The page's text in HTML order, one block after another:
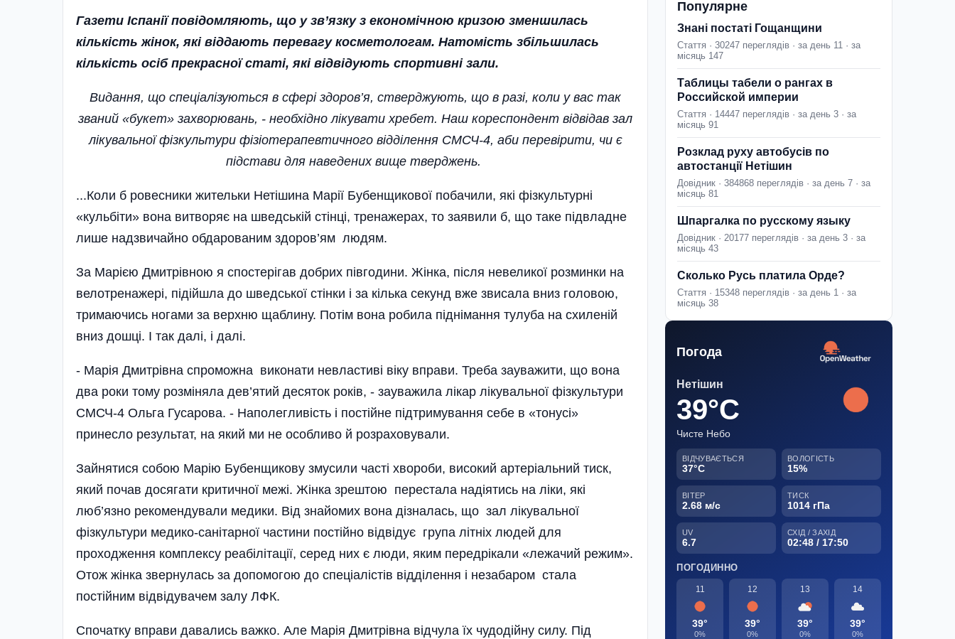
Газети Іспаніїповідомляють, що узв’язкуз економічною кризою зменшилась
кількість жінок, яківіддають перевагукосметологам. Натомість збільшилась
кількість осібпрекрасноїстаті, яківідвідують спортивнізали.
Видання, що спеціалізуються в сфері здоров’я, стверджують, що в разі, коли у вас так
званий «букет» захворювань, - необхідно лікувати хребет. Наш кореспондент відвідав зал
лікувальної фізкультури фізіотерапевтичного відділення СМСЧ-4, аби перевірити, чи є
підстави для наведених вище тверджень.
...Коли б ровесники жительки Нетішина Марії Бубенщикової побачили, які фізкультурні
«кульбіти» вона витворяє на шведській стінці, тренажерах, то заявили б, що таке підвладне
лише надзвичайно обдарованим здоров’ям людям.
За Марією Дмитрівною я спостерігав добрих півгодини. Жінка, після невеликої розминки на
велотренажері, підійшла до шведської стінки і за кілька секунд вже звисала вниз головою,
тримаючись ногами за верхню щаблину. Потім вона робила піднімання тулуба на схиленій
вниз дошці. І так далі, і далі.
- Марія Дмитрівна спроможна виконати невластиві віку вправи. Треба зауважити, що вона
два роки тому розміняла дев’ятий десяток років, - зауважила лікар лікувальної фізкультури
СМСЧ-4 Ольга Гусарова. - Наполегливість і постійне підтримування себе в «тонусі»
принесло результат, на який ми не особливо й розраховували.
Зайнятися собою Марію Бубенщикову змусили часті хвороби, високий артеріальний тиск,
який почав досягати критичної межі. Жінка зрештою перестала надіятись на ліки, які
люб’язно рекомендували медики. Від знайомих вона дізналась, що зал лікувальної
фізкультури медико-санітарної частини постійно відвідує група літніх людей для
проходження комплексу реабілітації, серед них є люди, яким передрікали «лежачий режим».
Отож жінка звернулась за допомогою до спеціалістів відділення і незабаром стала
постійним від­відувачем залу ЛФК.
Спочатку вправи давались важко. Але Марія Дмитрівна відчула їх чудодійну силу. Під
Популярне
Знані постаті Гощанщини
Стаття · 30247 переглядів · за день 11 · за
місяць 147
Таблицы табели о рангах в
Российской империи
Стаття · 14447 переглядів · за день 3 · за
місяць 91
Розклад руху автобусів по
автостанції Нетішин
Довідник · 384868 переглядів · за день 7 · за
місяць 81
Шпаргалка по русскому языку
Довідник · 20177 переглядів · за день 3 · за
місяць 43
Сколько Русь платила Орде?
Стаття · 15348 переглядів · за день 1 · за
місяць 38
Погода
Нетішин
39°C
Чисте Небо
ВІДЧУВАЄТЬСЯ
37°C
ВОЛОГІСТЬ
15%
ВІТЕР
2.68 м/с
ТИСК
1014 гПа
UV
6.7
СХІД / ЗАХІД
02:48 / 17:50
ПОГОДИННО
11
39°
0%
12
39°
0%
13
39°
0%
14
39°
0%